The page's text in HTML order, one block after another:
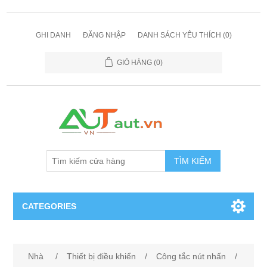
GHI DANH ĐĂNG NHẬP DANH SÁCH YÊU THÍCH (0)
GIỎ HÀNG (0)
TÌM KIẾM
CATEGORIES
Nhà / Thiết bị điều khiển / Công tắc nút nhấn
/